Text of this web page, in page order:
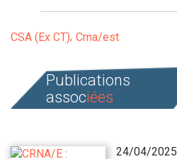
CSA (Ex CT) Crna/est
Publications
associées
24/04/2025